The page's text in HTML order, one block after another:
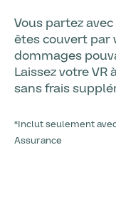
Vous partez
êtes couvert par
dommages
Laissez votre
sans frais
*Inclut seulement
Assurance